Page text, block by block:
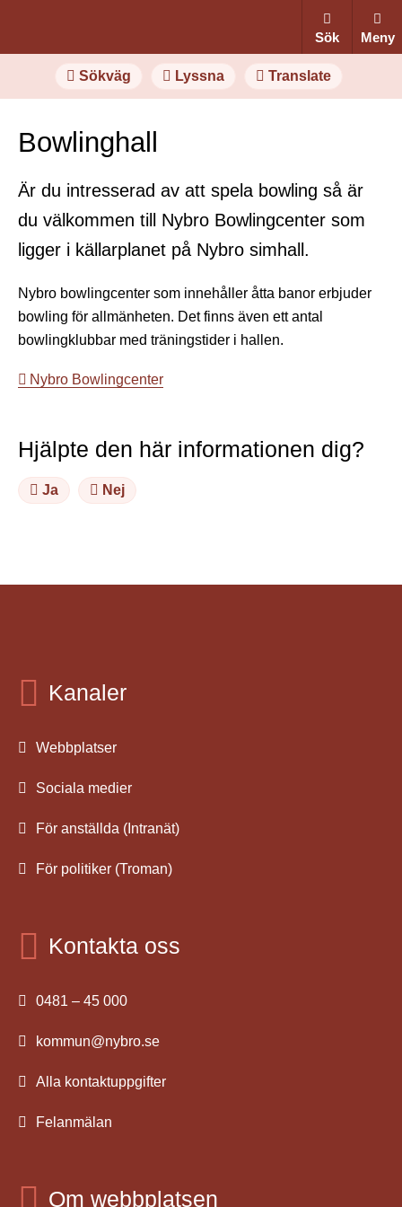
Sök Meny
Sökväg Lyssna Translate
Bowlinghall
Är du intresserad av att spela bowling så är
du välkommen till Nybro Bowlingcenter som
ligger i källarplanet på Nybro simhall.
Nybro bowlingcenter som innehåller åtta banor erbjuder
bowling för allmänheten. Det finns även ett antal
bowlingklubbar med träningstider i hallen.
Nybro Bowlingcenter
Hjälpte den här informationen dig?
Ja Nej
Kanaler
Webbplatser
Sociala medier
För anställda (Intranät)
För politiker (Troman)
Kontakta oss
0481 – 45 000
kommun@nybro.se
Alla kontaktuppgifter
Felanmälan
Om webbplatsen